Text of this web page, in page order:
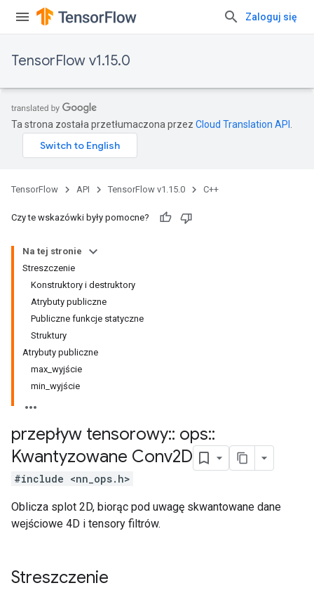
Zaloguj się
TensorFlow v1.15.0
Ta strona została przetłumaczona przez Cloud Translation API
TensorFlow API TensorFlow v1.15.0 C++
Czy te wskazówki były pomocne?
Na tej stronie
Streszczenie
Konstruktory i destruktory
Atrybuty publiczne
Publiczne funkcje statyczne
Struktury
Atrybuty publiczne
max_wyjście
min_wyjście
przepływ tensorowy:: ops::
Kwantyzowane Conv2D
#include <nn_ops.h>
Oblicza splot 2D, biorąc pod uwagę skwantowane dane
wejściowe 4D i tensory filtrów.
Streszczenie